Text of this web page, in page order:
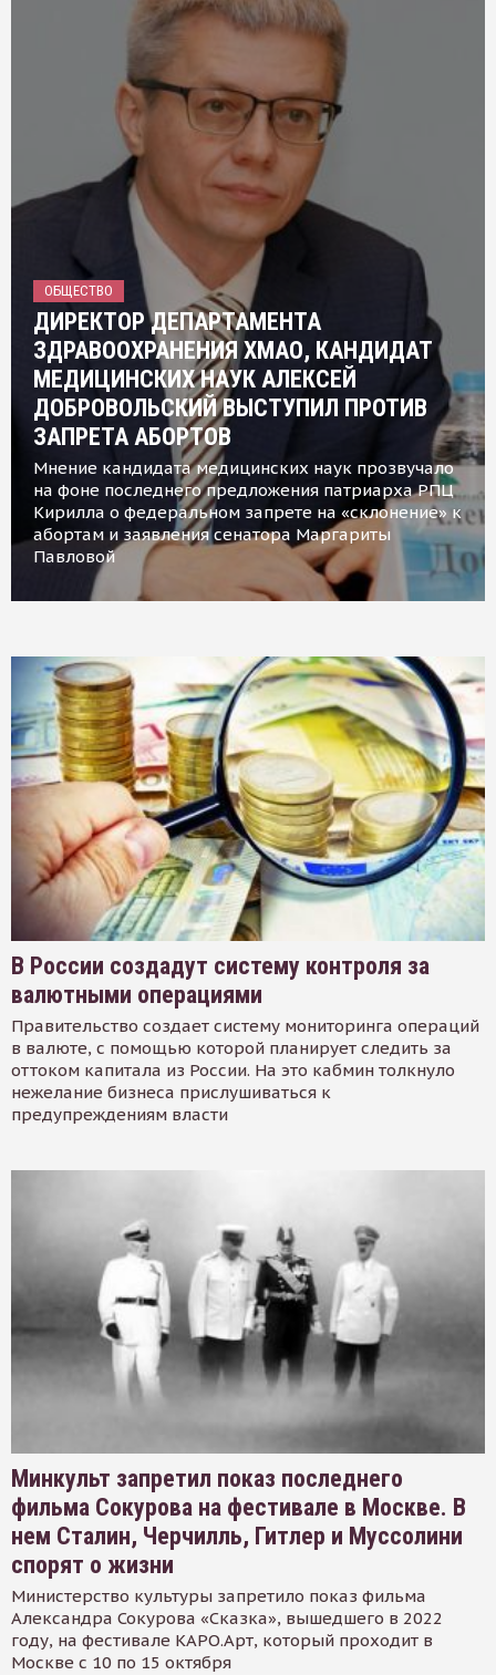
ОБЩЕСТВО
ДИРЕКТОР ДЕПАРТАМЕНТА
ЗДРАВООХРАНЕНИЯ ХМАО, КАНДИДАТ
МЕДИЦИНСКИХ НАУК АЛЕКСЕЙ
ДОБРОВОЛЬСКИЙ ВЫСТУПИЛ ПРОТИВ
ЗАПРЕТА АБОРТОВ
Мнение кандидата медицинских наук прозвучало
на фоне последнего предложения патриарха РПЦ
Кирилла о федеральном запрете на «склонение» к
абортам и заявления сенатора Маргариты
Павловой
В России создадут систему контроля за
валютными операциями
Правительство создает систему мониторинга операций
в валюте, с помощью которой планирует следить за
оттоком капитала из России. На это кабмин толкнуло
нежелание бизнеса прислушиваться к
предупреждениям власти
Минкульт запретил показ последнего
фильма Сокурова на фестивале в Москве. В
нем Сталин, Черчилль, Гитлер и Муссолини
спорят о жизни
Министерство культуры запретило показ фильма
Александра Сокурова «Сказка», вышедшего в 2022
году, на фестивале КАРО.Арт, который проходит в
Москве с 10 по 15 октября